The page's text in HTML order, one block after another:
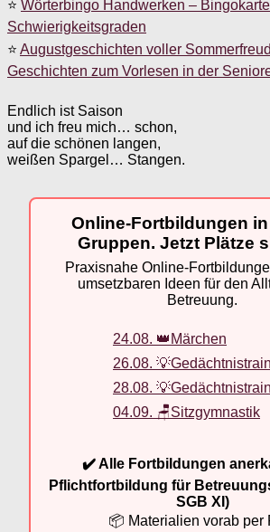
⭐ Wörterbingo Handwerken –
Schwierigkeitsgraden
⭐ Augustgeschichten voller
Geschichten zum Vorlesen in der
Endlich ist Saison
und ich freu mich… schon,
auf die schönen langen,
weißen Spargel… Stangen.
Online-Fortbildungen
Gruppen. Jetzt Plätze
Praxisnahe Online-
umsetzbaren Ideen für den
Betreuung.
24.08. 👑Märchen
26.08.
28.08.
04.09. 🪑Sitzgymnastik
✔️ Alle Fortbildungen
Pflichtfortbildung für
SGB XI)
📦 Materialien vorab per